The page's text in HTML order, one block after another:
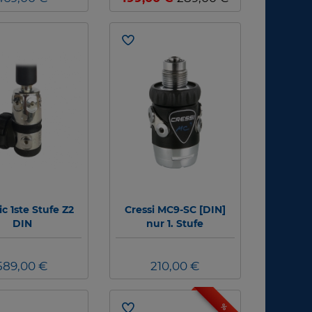
1ste Stufe Z2
DIN
€
Cressi MC9-SC [DIN]
nur 1. Stufe
210,00 €
%